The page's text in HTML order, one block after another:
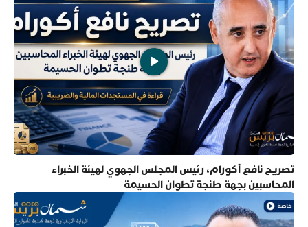
تصريح نافع أكورام، رئيس المجلس الجهوي لهيئة الخبراء
المحاسبين بجهة طنجة تطوان الحسيمة